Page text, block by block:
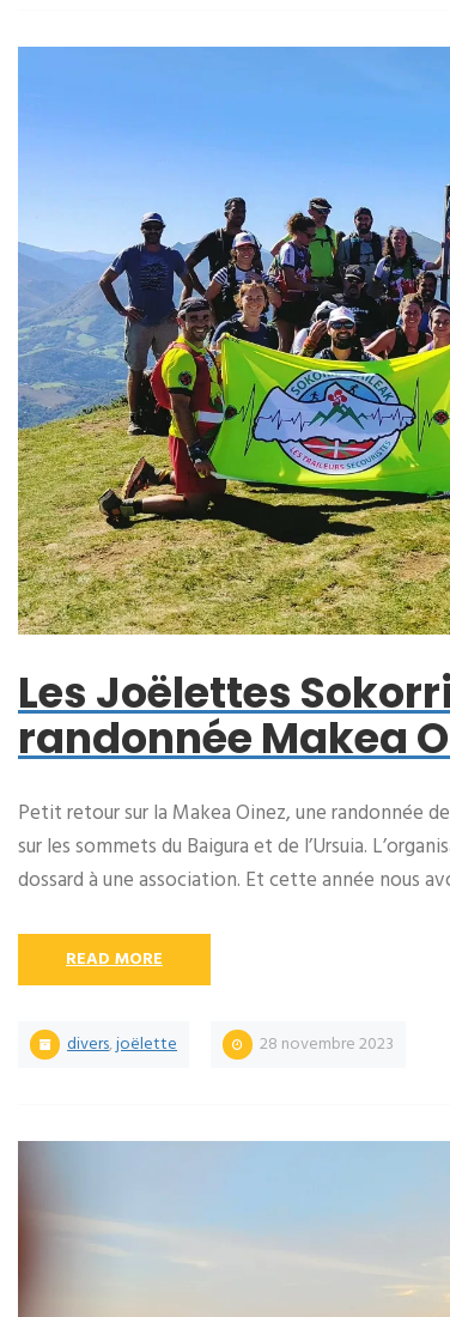
Les Joëlettes
randonnée Makea
Petit retour sur la Makea Oinez, une randonnée
sur les sommets du Baigura et de l’Ursuia.
dossard à une association. Et cette année nous
READ MORE
divers,joëlette 28 novembre 2023